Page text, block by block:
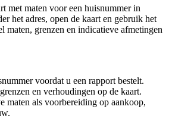
met maten voor een huisnummer in
het adres, open de kaart en gebruik het
maten, grenzen en indicatieve afmetingen
voordat u een rapport bestelt.
en verhoudingen op de kaart.
maten als voorbereiding op aankoop,